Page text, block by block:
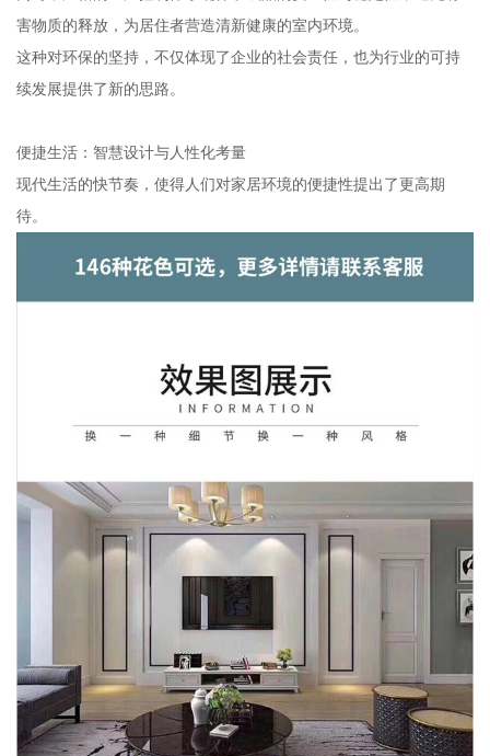
害物质的释放，为居住者营造清新健康的室内环境。
这种对环保的坚持，不仅体现了企业的社会责任，也为行业的可持
续发展提供了新的思路。
便捷生活：智慧设计与人性化考量
现代生活的快节奏，使得人们对家居环境的便捷性提出了更高期
待。